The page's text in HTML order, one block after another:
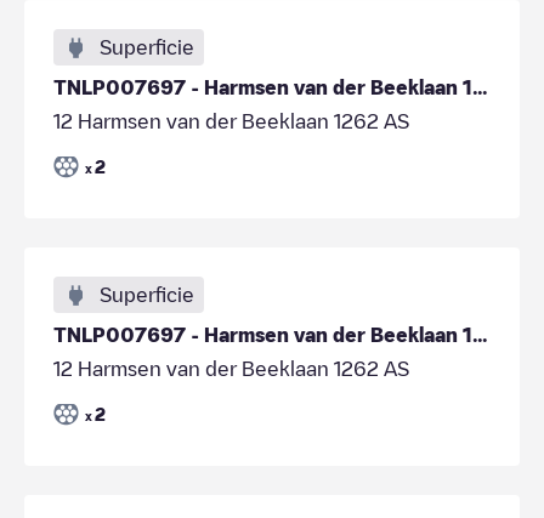
Superficie
TNLP007697 - Harmsen van der Beeklaan 12, Blaricum
12 Harmsen van der Beeklaan 1262 AS
x 2
Superficie
TNLP007697 - Harmsen van der Beeklaan 12, Blaricum
12 Harmsen van der Beeklaan 1262 AS
x 2